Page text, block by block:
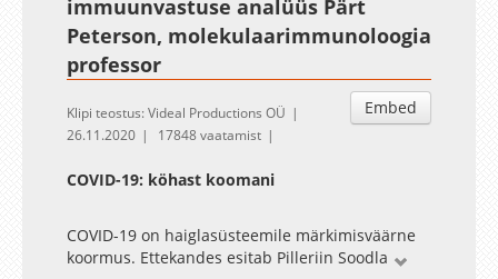
immuunvastuse analüüs Pärt
Peterson, molekulaarimmunoloogia
professor
Embed
Klipi teostus: Videal Productions OÜ
26.11.2020
17848 vaatamist
COVID-19: köhast koomani
COVID-19 on haiglasüsteemile märkimisväärne
koormus. Ettekandes esitab Pilleriin Soodla